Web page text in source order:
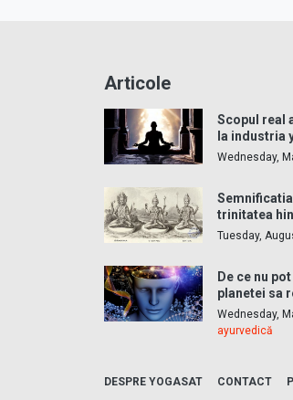
Articole
Scopul real
la industria
Wednesday,
trinitatea
Tuesday,
De ce nu
planetei sa
Wednesday,
ayurvedică
DESPRE YOGASAT CONTACT